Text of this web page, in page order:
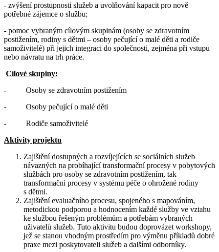
- zvýšení prostupnosti služeb a uvolňování kapacit pro nově
potřebné zájemce o službu;
- pomoc vybraným cílovým skupinám (osoby se zdravotním
postižením, rodiny s dětmi – osoby pečující o malé děti a rodiče
samoživitelé) při jejich integraci do společnosti, zejména při vstupu
nebo návratu na trh práce.
Cílové skupiny:
- Osoby se zdravotním postižením
- Osoby pečující o malé děti
- Rodiče samoživitelé
Aktivity projektu
Zajištění dostupných a rozvíjejících se sociálních služeb
návazných na probíhající transformační procesy v pobytových
službách pro osoby se zdravotním postižením, tak
transformační procesy v systému péče o ohrožené rodiny
s dětmi.
Zajištění evaluačního procesu, spojeného s mapováním,
metodickou podporou a hodnocením každé služby ve vztahu
ke službou řešeným problémům a potřebám vybraných
uživatelů služeb. Tuto aktivitu budou doprovázet workshopy,
jež se stanou vhodným prostředím pro výměnu příkladů dobré
praxe mezi poskytovateli služeb a dalšími odborníky.